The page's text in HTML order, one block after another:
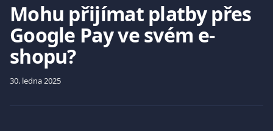
Mohu přijímat platby přes
Google Pay ve svém e-
shopu?
30. ledna 2025